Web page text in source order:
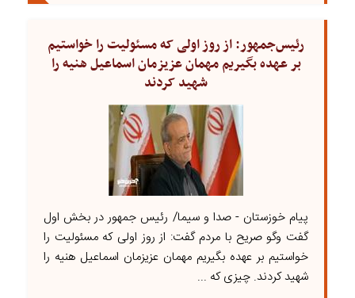
رئیس‌جمهور: از روز اولی که مسئولیت را خواستیم
بر عهده بگیریم مهمان عزیزمان اسماعیل هنیه را
شهید کردند
پیام خوزستان - صدا و سیما/ رئیس جمهور در بخش اول
گفت وگو صریح با مردم گفت: از روز اولی که مسئولیت را
خواستیم بر عهده بگیریم مهمان عزیزمان اسماعیل هنیه را
شهید کردند. چیزی که ...